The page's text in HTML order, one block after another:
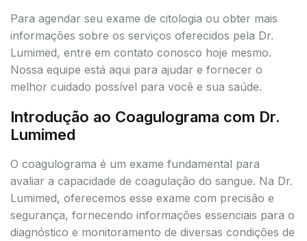
Para agendar seu exame de citologia ou obter mais
informações sobre os serviços oferecidos pela Dr.
Lumimed, entre em contato conosco hoje mesmo.
Nossa equipe está aqui para ajudar e fornecer o
melhor cuidado possível para você e sua saúde.
Introdução ao Coagulograma com Dr.
Lumimed
O coagulograma é um exame fundamental para
avaliar a capacidade de coagulação do sangue. Na Dr.
Lumimed, oferecemos esse exame com precisão e
segurança, fornecendo informações essenciais para o
diagnóstico e monitoramento de diversas condições de